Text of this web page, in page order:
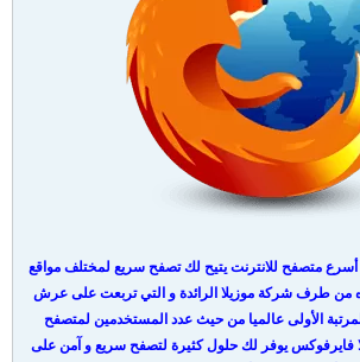
متصفح للانترنت يتيح لك تصفح سريع لمختلف مواقع
من طرف شركة موزيلا الرائدة و التي تربعت على عرش
الأولى عالميا من حيث عدد المستخدمين لمتصفح
فايرفوكس يوفر لك حلول كثيرة لتصفح سريع و آمن على